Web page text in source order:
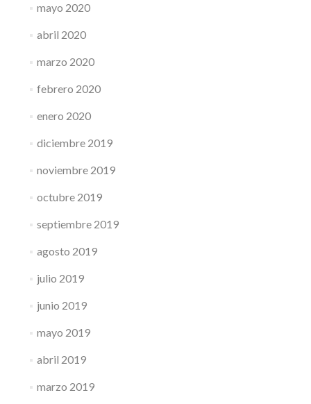
mayo 2020
abril 2020
marzo 2020
febrero 2020
enero 2020
diciembre 2019
noviembre 2019
octubre 2019
septiembre 2019
agosto 2019
julio 2019
junio 2019
mayo 2019
abril 2019
marzo 2019